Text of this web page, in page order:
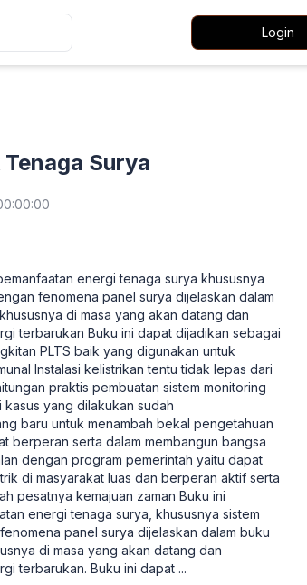
Login
Surya
energi tenaga surya khususnya
fenomena panel surya dijelaskan dalam
di masa yang akan datang dan
terbarukan Buku ini dapat dijadikan sebagai
PLTS baik yang digunakan untuk
Instalasi kelistrikan tentu tidak lepas dari
praktis pembuatan sistem monitoring
yang dilakukan sudah
baru untuk menambah bekal pengetahuan
berperan serta dalam membangun bangsa
dengan program pemerintah yaitu dapat
di masyarakat luas dan berperan aktif serta
pesatnya kemajuan zaman Buku ini
energi tenaga surya, khususnya sistem
panel surya dijelaskan dalam buku
di masa yang akan datang dan
terbarukan. Buku ini dapat ...